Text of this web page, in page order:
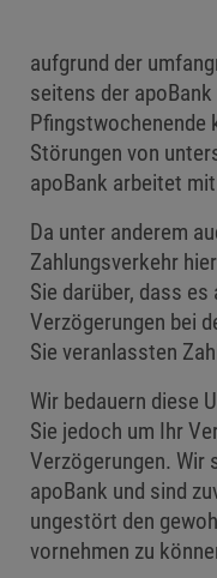
aufgrund der
seitens der
Pfingstwochenende
Störungen von
apoBank arbeitet
Da unter anderem
Zahlungsverkehr
Sie darüber, dass
Verzögerungen bei
Sie veranlassten
Wir bedauern diese
Sie jedoch um Ihr
Verzögerungen. Wir
apoBank und sind
ungestört den
vornehmen zu